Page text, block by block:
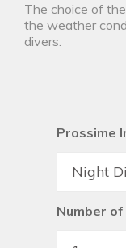
The choice of
the weather
divers.
Prossime
Number